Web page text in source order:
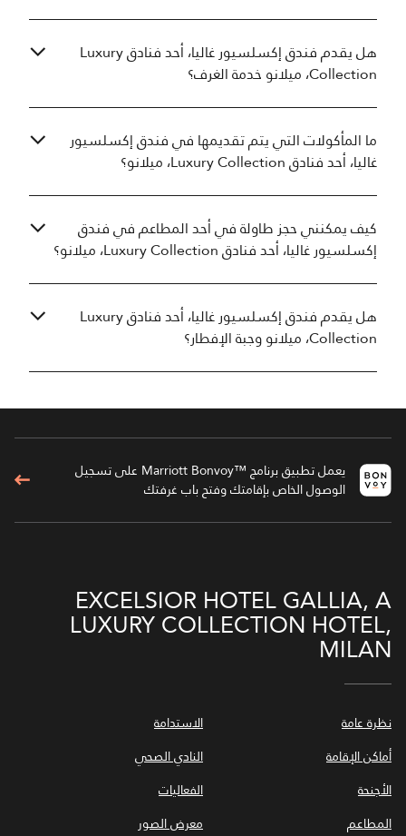
هل يقدم فندق إكسلسيور غاليا، أحد فنادق Luxury
Collection، ميلانو خدمة الغرف؟
ما المأكولات التي يتم تقديمها في فندق إكسلسيور
غاليا، أحد فنادق Luxury Collection، ميلانو؟
كيف يمكنني حجز طاولة في أحد المطاعم في فندق
إكسلسيور غاليا، أحد فنادق Luxury Collection، ميلانو؟
هل يقدم فندق إكسلسيور غاليا، أحد فنادق Luxury
Collection، ميلانو وجبة الإفطار؟
يعمل تطبيق برنامج ™Marriott Bonvoy على تسجيل
الوصول الخاص بإقامتك وفتح باب غرفتك
EXCELSIOR HOTEL GALLIA, A
LUXURY COLLECTION HOTEL,
MILAN
نظرة عامة
أماكن الإقامة
الأجنحة
المطاعم
الاستدامة
النادي الصحي
الفعاليات
معرض الصور